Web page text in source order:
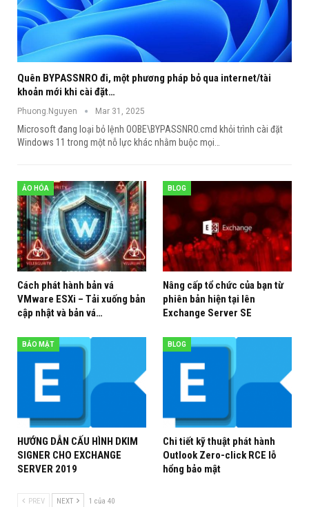
Quên BYPASSNRO đi, một phương pháp bỏ qua internet/tài
khoản mới khi cài đặt…
Phuong.Nguyen Mar 31, 2025
Microsoft đang loại bỏ lệnh OOBE\BYPASSNRO.cmd khỏi trình cài đặt
Windows 11 trong một nỗ lực khác nhằm buộc mọi…
ẢO HÓA
Cách phát hành bản vá
VMware ESXi – Tải xuống bản
cập nhật và bản vá…
BLOG
Nâng cấp tổ chức của bạn từ
phiên bản hiện tại lên
Exchange Server SE
BẢO MẬT
HƯỚNG DẪN CẤU HÌNH DKIM
SIGNER CHO EXCHANGE
SERVER 2019
BLOG
Chi tiết kỹ thuật phát hành
Outlook Zero-click RCE lỗ
hổng bảo mật
PREV NEXT 1 của 40